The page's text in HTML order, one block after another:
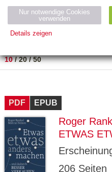
Neuerscheinung
PREIS
10/20/50
PDF EPUB
Roger
ETWAS
206 Seiten
Nur notwendige Cookies
verwenden
Details zeigen
Name Zweck
ESSION
_ID
verlag.
de
GV_CO
OKIES
gabal-
verlag.
Speichert den
Benutzers für
Domäne.